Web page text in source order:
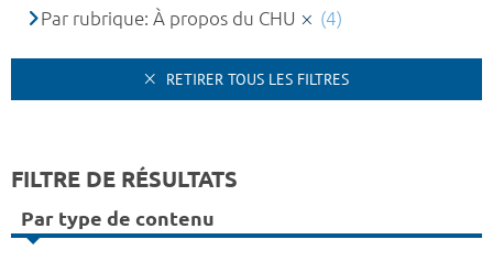
Par rubrique: À propos du CHU
(4)
RETIRER TOUS LES FILTRES
FILTRE DE RÉSULTATS
Par type de contenu